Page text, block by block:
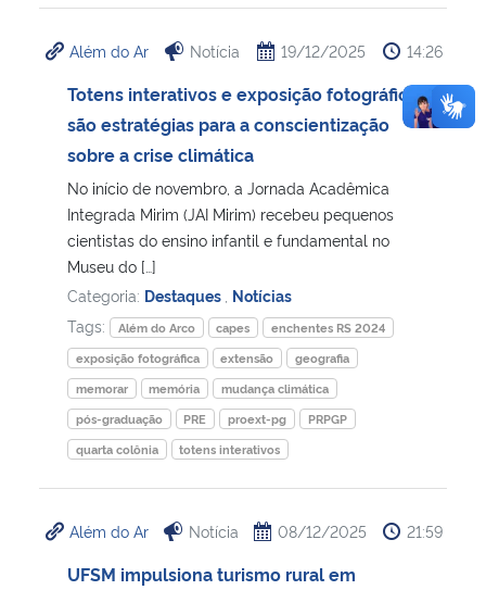
Além do Ar Notícia 19/12/2025 14:26
Totens interativos e exposição fotográfica
são estratégias para a conscientização
sobre a crise climática
No início de novembro, a Jornada Acadêmica
Integrada Mirim (JAI Mirim) recebeu pequenos
cientistas do ensino infantil e fundamental no
Museu do […]
Categoria: Destaques Notícias
Tags:
Além do Arco capes
enchentes RS 2024
exposição fotográfica
extensão
geografia
memorar
memória
mudança climática
pós-graduação
PRE proext-pg
PRPGP
quarta colônia
totens interativos
Além do Ar Notícia 08/12/2025 21:59
UFSM impulsiona turismo rural em